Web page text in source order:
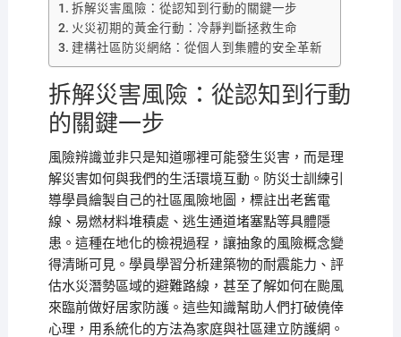
拆解災害風險：從認知到行動的關鍵一步
火災初期的黃金行動：冷靜判斷拯救生命
建構社區防災網絡：從個人到集體的安全革新
拆解災害風險：從認知到行動
的關鍵一步
風險辨識並非只是知道哪裡可能發生災害，而是理
解災害如何與我們的生活環境互動。防災士訓練引
導學員繪製自己的社區風險地圖，標註出老舊電
線、易燃材料堆積處、逃生通道堵塞點等具體隱
患。這種在地化的檢視過程，讓抽象的風險概念變
得清晰可見。學員學習分析建築物的耐震能力、評
估水災潛勢區域的避難路線，甚至了解如何在颱風
來臨前做好居家防護。這些知識幫助人們打破僥倖
心理，用系統化的方法為家庭與社區建立防護網。